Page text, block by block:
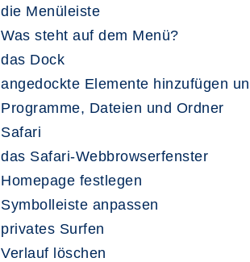
die Menüleiste
Was steht auf dem Menü?
das Dock
angedockte Elemente hinzufügen
Programme, Dateien und Ordner
Safari
das Safari-Webbrowserfenster
Homepage festlegen
Symbolleiste anpassen
privates Surfen
Verlauf löschen